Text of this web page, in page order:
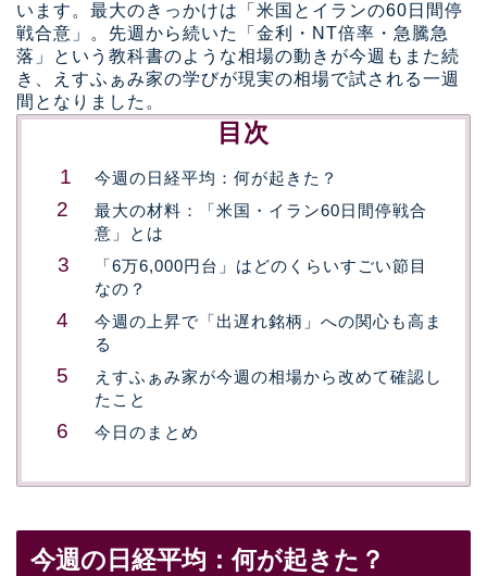
います。最大のきっかけは「米国とイランの60日間停
戦合意」。先週から続いた「金利・NT倍率・急騰急
落」という教科書のような相場の動きが今週もまた続
き、えすふぁみ家の学びが現実の相場で試される一週
間となりました。
目次
今週の日経平均：何が起きた？
最大の材料：「米国・イラン60日間停戦合
意」とは
「6万6,000円台」はどのくらいすごい節目
なの？
今週の上昇で「出遅れ銘柄」への関心も高ま
る
えすふぁみ家が今週の相場から改めて確認し
たこと
今日のまとめ
今週の日経平均：何が起きた？